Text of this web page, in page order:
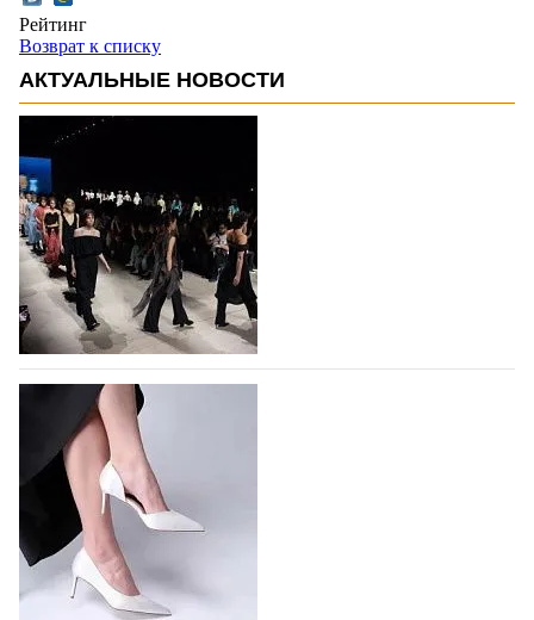
Рейтинг
Возврат к списку
АКТУАЛЬНЫЕ НОВОСТИ
На участие в Московской неделе моды
подано 1047 заявок
На участие в седьмой Московской неделе моды,
которая пройдет в российской столице с 26 сентября
по 1 октября, уже подано 1047 заявок. Примерно
половину из них (494) прислали дизайнеры,
коллекции которых не были представлены в…